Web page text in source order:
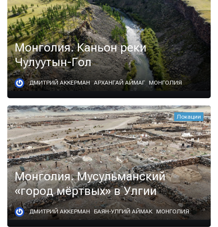
Монголия. Каньон реки
Чулуутын-Гол
ДМИТРИЙ АККЕРМАН АРХАНГАЙ АЙМАГ МОНГОЛИЯ
Локации
Монголия. Мусульманский
«город мёртвых» в Улгии
ДМИТРИЙ АККЕРМАН БАЯН-УЛГИЙ АЙМАК МОНГОЛИЯ